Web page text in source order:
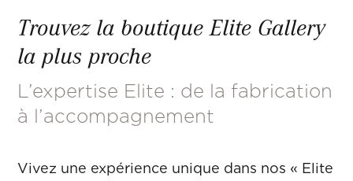
Trouvez la boutique Elite Gallery
la plus proche
L’expertise Elite : de la fabrication
à l’accompagnement
Vivez une expérience unique dans nos « Elite